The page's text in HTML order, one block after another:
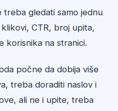
treba gledati samo jednu
CTR, broj upita,
korisnika na stranici.
počne da dobija više
treba doraditi naslov i
ali ne i upite, treba